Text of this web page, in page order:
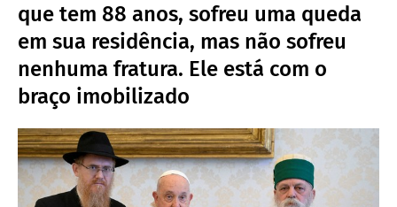
que tem 88 anos, sofreu uma queda
em sua residência, mas não sofreu
nenhuma fratura. Ele está com o
braço imobilizado